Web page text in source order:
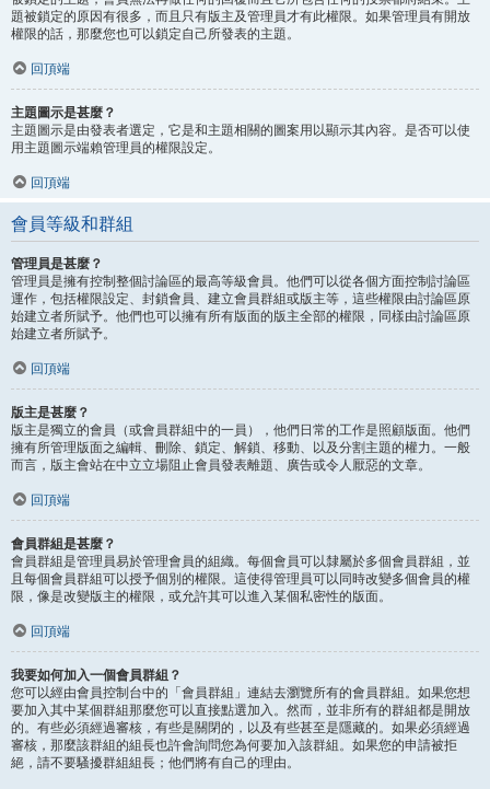
題被鎖定的原因有很多，而且只有版主及管理員才有此權限。如果管理員有開放
權限的話，那麼您也可以鎖定自己所發表的主題。
回頂端
主題圖示是甚麼？
主題圖示是由發表者選定，它是和主題相關的圖案用以顯示其內容。是否可以使
用主題圖示端賴管理員的權限設定。
回頂端
會員等級和群組
管理員是甚麼？
管理員是擁有控制整個討論區的最高等級會員。他們可以從各個方面控制討論區
運作，包括權限設定、封鎖會員、建立會員群組或版主等，這些權限由討論區原
始建立者所賦予。他們也可以擁有所有版面的版主全部的權限，同樣由討論區原
始建立者所賦予。
回頂端
版主是甚麼？
版主是獨立的會員（或會員群組中的一員），他們日常的工作是照顧版面。他們
擁有所管理版面之編輯、刪除、鎖定、解鎖、移動、以及分割主題的權力。一般
而言，版主會站在中立立場阻止會員發表離題、廣告或令人厭惡的文章。
回頂端
會員群組是甚麼？
會員群組是管理員易於管理會員的組織。每個會員可以隸屬於多個會員群組，並
且每個會員群組可以授予個別的權限。這使得管理員可以同時改變多個會員的權
限，像是改變版主的權限，或允許其可以進入某個私密性的版面。
回頂端
我要如何加入一個會員群組？
您可以經由會員控制台中的「會員群組」連結去瀏覽所有的會員群組。如果您想
要加入其中某個群組那麼您可以直接點選加入。然而，並非所有的群組都是開放
的。有些必須經過審核，有些是關閉的，以及有些甚至是隱藏的。如果必須經過
審核，那麼該群組的組長也許會詢問您為何要加入該群組。如果您的申請被拒
絕，請不要騷擾群組組長；他們將有自己的理由。